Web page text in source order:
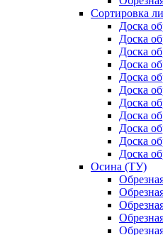
Сортировка
Доска
Доска
Доска
Доска
Доска
Доска
Доска
Доска
Доска
Доска
Доска
Осина (ТУ)